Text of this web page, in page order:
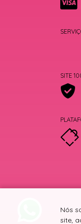
SITE
Nós
site,